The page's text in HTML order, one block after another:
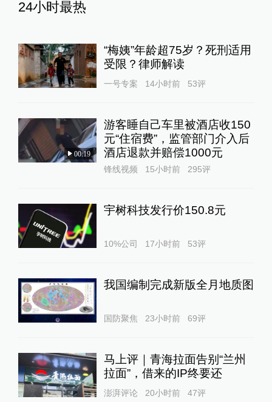
24小时最热
“梅姨”年龄超75岁？死刑适用
受限？律师解读
一号专案 14小时前 53评
00:19
游客睡自己车里被酒店收150
元“住宿费”，监管部门介入后
酒店退款并赔偿1000元
锋线视频 15小时前 295评
宇树科技发行价150.8元
10%公司 17小时前 53评
我国编制完成新版全月地质图
国防聚焦 23小时前 69评
马上评｜青海拉面告别“兰州
拉面”，借来的IP终要还
澎湃评论 20小时前 47评